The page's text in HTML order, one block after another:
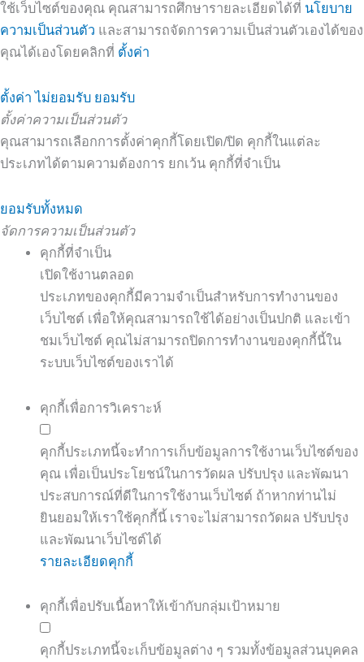
ใช้เว็บไซต์ของคุณ คุณสามารถศึกษารายละเอียดได้ที่ นโยบาย
ความเป็นส่วนตัว และสามารถจัดการความเป็นส่วนตัวเองได้ของ
คุณได้เองโดยคลิกที่ ตั้งค่า
ตั้งค่า ไม่ยอมรับ ยอมรับ
ตั้งค่าความเป็นส่วนตัว
คุณสามารถเลือกการตั้งค่าคุกกี้โดยเปิด/ปิด คุกกี้ในแต่ละ
ประเภทได้ตามความต้องการ ยกเว้น คุกกี้ที่จำเป็น
ยอมรับทั้งหมด
จัดการความเป็นส่วนตัว
คุกกี้ที่จำเป็น
เปิดใช้งานตลอด
ประเภทของคุกกี้มีความจำเป็นสำหรับการทำงานของ
เว็บไซต์ เพื่อให้คุณสามารถใช้ได้อย่างเป็นปกติ และเข้า
ชมเว็บไซต์ คุณไม่สามารถปิดการทำงานของคุกกี้นี้ใน
ระบบเว็บไซต์ของเราได้
คุกกี้เพื่อการวิเคราะห์
คุกกี้ประเภทนี้จะทำการเก็บข้อมูลการใช้งานเว็บไซต์ของ
คุณ เพื่อเป็นประโยชน์ในการวัดผล ปรับปรุง และพัฒนา
ประสบการณ์ที่ดีในการใช้งานเว็บไซต์ ถ้าหากท่านไม่
ยินยอมให้เราใช้คุกกี้นี้ เราจะไม่สามารถวัดผล ปรับปรุง
และพัฒนาเว็บไซต์ได้
รายละเอียดคุกกี้
คุกกี้เพื่อปรับเนื้อหาให้เข้ากับกลุ่มเป้าหมาย
คุกกี้ประเภทนี้จะเก็บข้อมูลต่าง ๆ รวมทั้งข้อมูลส่วนบุคคล